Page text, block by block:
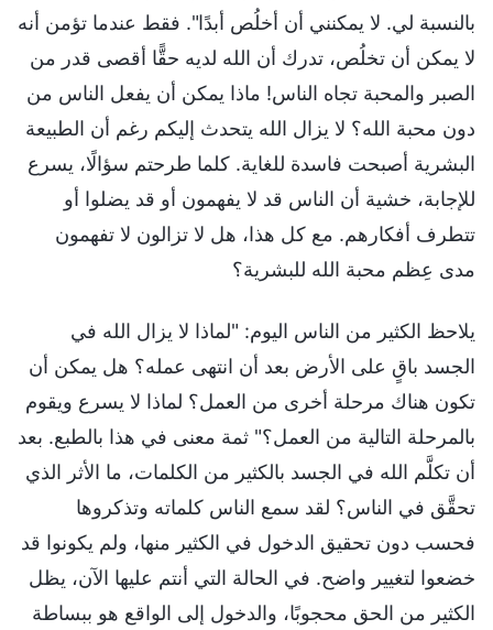
بالنسبة لي. لا يمكنني أن أخلُص أبدًا". فقط عندما تؤمن أنه
لا يمكن أن تخلُص، تدرك أن الله لديه حقًّا أقصى قدر من
الصبر والمحبة تجاه الناس! ماذا يمكن أن يفعل الناس من
دون محبة الله؟ لا يزال الله يتحدث إليكم رغم أن الطبيعة
البشرية أصبحت فاسدة للغاية. كلما طرحتم سؤالًا، يسرع
للإجابة، خشية أن الناس قد لا يفهمون أو قد يضلوا أو
تتطرف أفكارهم. مع كل هذا، هل لا تزالون لا تفهمون
مدى عِظم محبة الله للبشرية؟
يلاحظ الكثير من الناس اليوم: "لماذا لا يزال الله في
الجسد باقٍ على الأرض بعد أن انتهى عمله؟ هل يمكن أن
تكون هناك مرحلة أخرى من العمل؟ لماذا لا يسرع ويقوم
بالمرحلة التالية من العمل؟" ثمة معنى في هذا بالطبع. بعد
أن تكلَّم الله في الجسد بالكثير من الكلمات، ما الأثر الذي
تحقَّق في الناس؟ لقد سمع الناس كلماته وتذكروها
فحسب دون تحقيق الدخول في الكثير منها، ولم يكونوا قد
خضعوا لتغيير واضح. في الحالة التي أنتم عليها الآن، يظل
الكثير من الحق محجوبًا، والدخول إلى الواقع هو ببساطة